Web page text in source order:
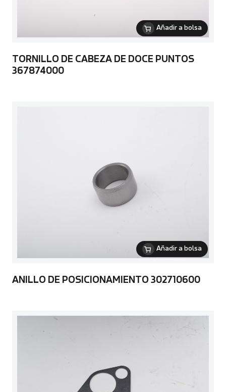
Añadir a bolsa
TORNILLO DE CABEZA DE DOCE PUNTOS
367874000
Añadir a bolsa
ANILLO DE POSICIONAMIENTO 302710600